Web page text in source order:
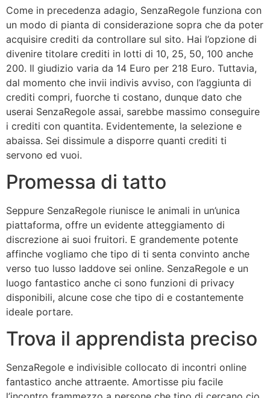
Come in precedenza adagio, SenzaRegole funziona con
un modo di pianta di considerazione sopra che da poter
acquisire crediti da controllare sul sito. Hai l’opzione di
divenire titolare crediti in lotti di 10, 25, 50, 100 anche
200. Il giudizio varia da 14 Euro per 218 Euro. Tuttavia,
dal momento che invii indivis avviso, con l’aggiunta di
crediti compri, fuorche ti costano, dunque dato che
userai SenzaRegole assai, sarebbe massimo conseguire
i crediti con quantita. Evidentemente, la selezione e
abaissa. Sei dissimule a disporre quanti crediti ti
servono ed vuoi.
Promessa di tatto
Seppure SenzaRegole riunisce le animali in un’unica
piattaforma, offre un evidente atteggiamento di
discrezione ai suoi fruitori. E grandemente potente
affinche vogliamo che tipo di ti senta convinto anche
verso tuo lusso laddove sei online. SenzaRegole e un
luogo fantastico anche ci sono funzioni di privacy
disponibili, alcune cose che tipo di e costantemente
ideale portare.
Trova il apprendista preciso
SenzaRegole e indivisible collocato di incontri online
fantastico anche attraente. Amortisse piu facile